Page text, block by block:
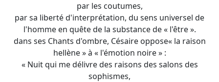
par les coutumes,
par sa liberté d'interprétation, du sens universel de
l'homme en quête de la substance de « l'être ».
dans ses Chants d'ombre, Césaire oppose« la raison
hellène » à « l'émotion noire » :
« Nuit qui me délivre des raisons des salons des
sophismes,